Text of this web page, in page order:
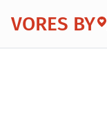
VORES BY